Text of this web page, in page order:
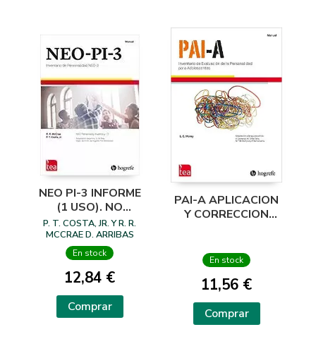
NEO PI-3 INFORME
(1 USO). NO
INCLUYE NI
APLICACIÓN NI
CORRECCIÓN DEL
TEST.
P. T. COSTA, JR. Y R. R.
MCCRAE D. ARRIBAS
(DPTO. DE I+D+I DE
HOGREFE TEA
EDICIONES)
En stock
12,84 €
Comprar
PAI-A APLICACION
Y CORRECCION
En stock
11,56 €
Comprar